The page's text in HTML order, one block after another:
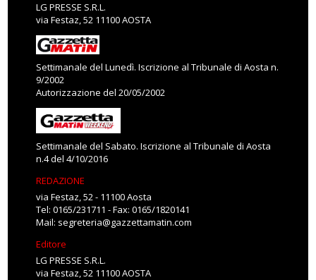
LG PRESSE S.R.L.
via Festaz, 52 11100 AOSTA
Settimanale del Lunedì. Iscrizione al Tribunale di Aosta n.
9/2002
Autorizzazione del 20/05/2002
Settimanale del Sabato. Iscrizione al Tribunale di Aosta
n.4 del 4/10/2016
REDAZIONE
via Festaz, 52 - 11100 Aosta
Tel: 0165/231711 - Fax: 0165/1820141
Mail: segreteria@gazzettamatin.com
Editore
LG PRESSE S.R.L.
via Festaz, 52 11100 AOSTA